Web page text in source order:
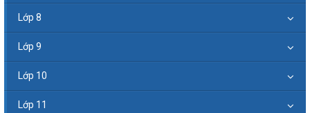
Lớp 8
Lớp 9
Lớp 10
Lớp 11